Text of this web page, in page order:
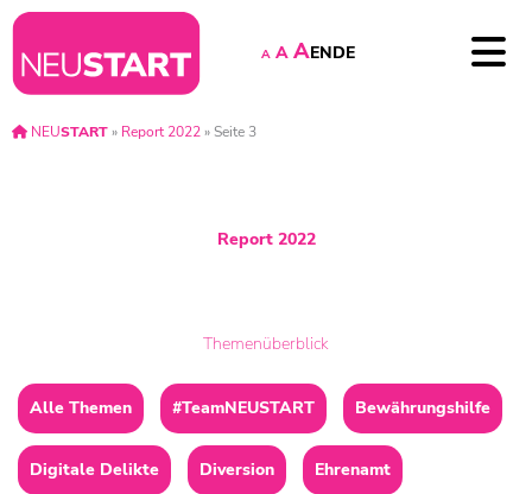
A A AENDE
NEUSTART» Report 2022»Seite 3
Report 2022
Themenüberblick
Alle Themen #TeamNEUSTART Bewährungshilfe
Digitale Delikte Diversion Ehrenamt